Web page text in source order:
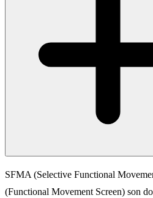
SFMA (Selective Functional
(Functional Movement Screen) son